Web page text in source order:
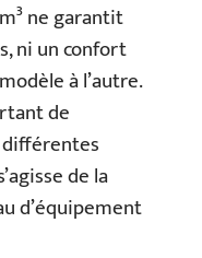
ne garantit
ni un confort
à l’autre.
de
de la
d’équipement